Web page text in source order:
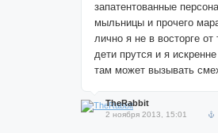
запатентованные
мыльницы и прочего
лично я не в восторге от
дети прутся и я
там может вызывать
TheRabbit
2 ноября 2013, 15:01